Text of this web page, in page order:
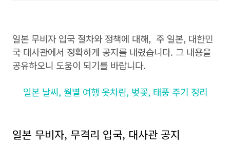
일본 무비자 입국 절차와 정책에 대해, 주 일본, 대한민
국 대사관에서 정확하게 공지를 내렸습니다. 그 내용을
공유하오니 도움이 되기를 바랍니다.
일본 날씨, 월별 여행 옷차림, 벚꽃, 태풍 주기 정리
일본 무비자, 무격리 입국, 대사관 공지